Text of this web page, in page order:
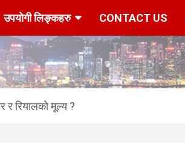
उपयोगी लिङ्कहरु CONTACT US
र रियालको मूल्य ?